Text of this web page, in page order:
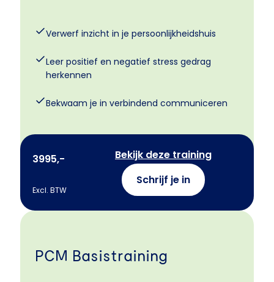
Verwerf inzicht in je persoonlijkheidshuis
Leer positief en negatief stress gedrag
herkennen
Bekwaam je in verbindend communiceren
3995,-
Excl. BTW
Bekijk deze training
Schrijf je in
PCM Basistraining